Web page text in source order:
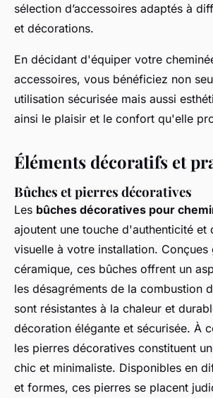
sélection d’accessoires adaptés à
et décorations.
En décidant d'équiper votre
accessoires, vous bénéficiez non
utilisation sécurisée mais aussi
ainsi le plaisir et le confort qu'elle
Éléments décoratifs et
Bûches et pierres décoratives
Les bûches décoratives pour
ajoutent une touche d'authenticité et
visuelle à votre installation. Conçues
céramique, ces bûches offrent un
les désagréments de la combustion
sont résistantes à la chaleur et
décoration élégante et sécurisée. À
les pierres décoratives constituent
chic et minimaliste. Disponibles en
et formes, ces pierres se placent